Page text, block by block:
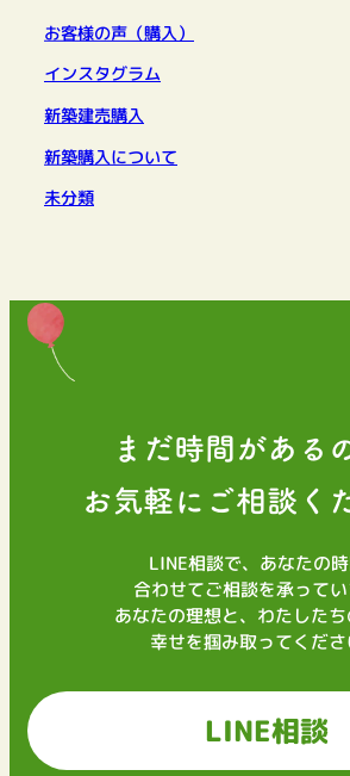
お客様の声（購入）
インスタグラム
新築建売購入
新築購入について
未分類
まだ時間がある
お気軽にご相談く
LINE相談で、あなたの
合わせてご相談を承ってい
あなたの理想と、わたした
幸せを掴み取ってくださ
LINE相談